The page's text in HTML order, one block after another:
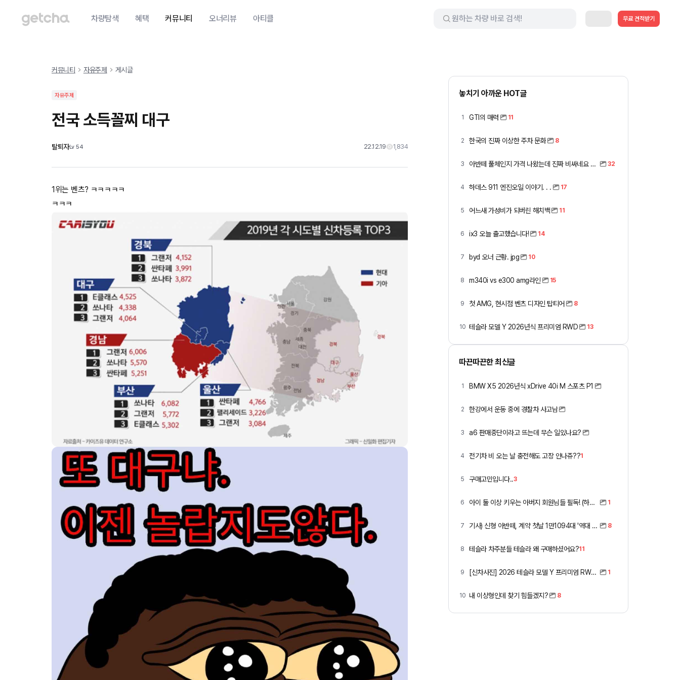
차량탐색 혜택 커뮤니티 오너리뷰 아티클 무료 견적받기
커뮤니티 자유주제 게시글
자유주제
전국 소득꼴찌 대구
탈퇴자Lv54 22.12.19 1,834
1위는 벤츠? ㅋㅋㅋㅋㅋ
ㅋㅋㅋ
놓치기 아까운 HOT글
1 GTI의 매력 11
2 한국의 진짜 이상한 주차 문화 8
3 아반떼 풀체인지 가격 나왔는데 진짜 비싸네요 ㅎㅎ 32
4 하데스 911 엔진오일 이야기. . . 17
5 어느새 가성비가 되버린 해치백 11
6 ix3 오늘 출고했습니다! 14
7 byd 오너 근황. jpg 10
8 m340i vs e300 amg라인 15
9 첫 AMG, 현시점 벤츠 디자인 탑티어 8
10 테슬라 모델 Y 2026년식 프리미엄 RWD 13
따끈따끈한 최신글
1 BMW X5 2026년식 xDrive 40i M 스포츠 P1
2 한강에서 운동 중에 경찰차 사고남
3 a6 판매중단이라고 뜨는데 무슨 일있나요?
4 전기차 비 오는 날 충전해도 고장 안나쥬??1
5 구매고민입니다..3
6 아이 둘 이상 키우는 아버지 회원님들 필독! (하이패스 할인) 1
7 기사) 신형 아반떼, 계약 첫날 1만1094대 '역대 최고' 8
8 테슬라 차주분들 테슬라 왜 구매하셨어요?11
9 [신차사진] 2026 테슬라 모델 Y 프리미엄 RWD (펄 화이트 + 블랙시트) 1
10 내 이상형인데 찾기 힘들겠지? 8